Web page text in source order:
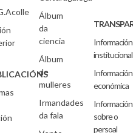
Álbum
da
ciencia
Álbum
de
mulleres
Irmandades
da fala
Información
institucional
Información
económica
Información
sobre o
persoal